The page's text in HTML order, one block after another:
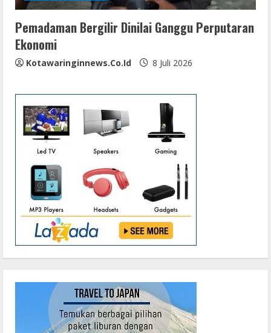
Pemadaman Bergilir Dinilai Ganggu Perputaran
Ekonomi
Kotawaringinnews.co.id 8 Juli 2026